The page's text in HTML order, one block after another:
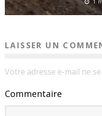
LAISSER UN
Votre adresse e-mail ne
Commentaire